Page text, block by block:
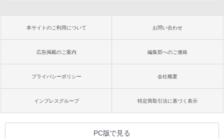
本サイトのご利用について お問い合わせ
広告掲載のご案内 編集部へのご連絡
プライバシーポリシー 会社概要
インプレスグループ 特定商取引法に基づく表示
PC版で見る